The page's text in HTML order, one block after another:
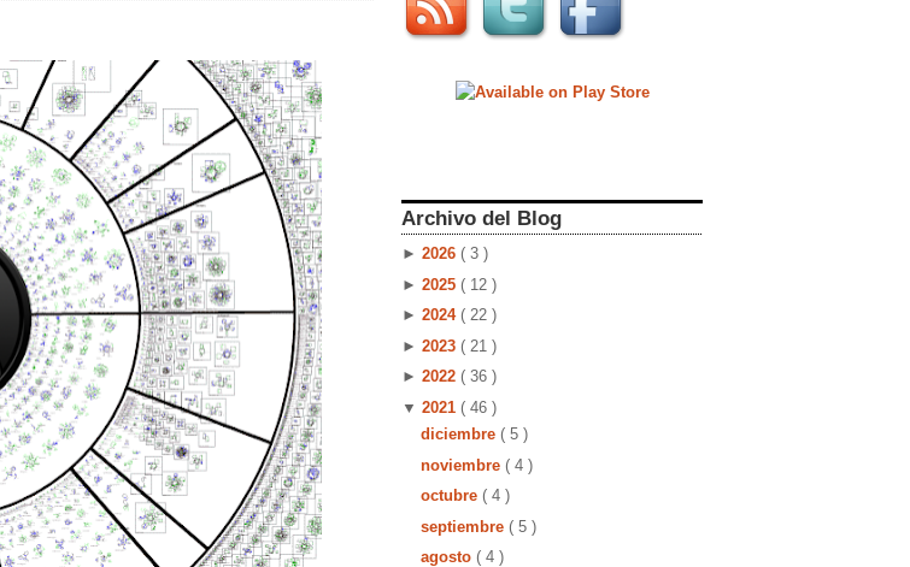
Archivo del Blog
► 2026 ( 3 )
► 2025 ( 12 )
► 2024 ( 22 )
► 2023 ( 21 )
► 2022 ( 36 )
▼ 2021 ( 46 )
diciembre ( 5 )
noviembre ( 4 )
octubre ( 4 )
septiembre ( 5 )
agosto ( 4 )